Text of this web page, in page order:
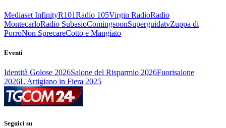
Mediaset InfinityR101Radio 105Virgin RadioRadio
MontecarloRadio SubasioComingsoonSuperguidatvZuppa di
PorroNon SprecareCotto e Mangiato
Eventi
Identità Golose 2026Salone del Risparmio 2026Fuorisalone
2026L'Artigiano in Fiera 2025
Seguici su